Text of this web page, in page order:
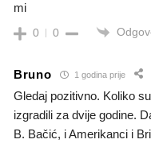
mi
0 0
Bruno 1 godina prije
Gledaj pozitivno. Koliko
izgradili za dvije godine.
B. Bačić, i Amerikanci i